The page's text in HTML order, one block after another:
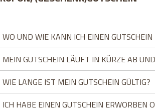
WO UND WIE KANN ICH EINEN
MEIN GUTSCHEIN LÄUFT IN KÜRZE AB
WIE LANGE IST MEIN GUTSCHEIN GÜLTIG?
ICH HABE EINEN GUTSCHEIN ERWORBEN